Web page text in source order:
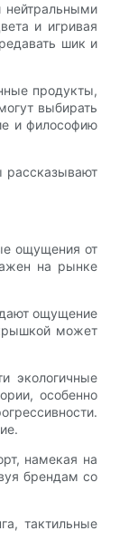
нейтральными
и игривая
шик и
продукты,
выбирать
и философию
рассказывают
ощущения от
на рынке
ощущение
может
экологичные
особенно
намекая на
брендам со
тактильные